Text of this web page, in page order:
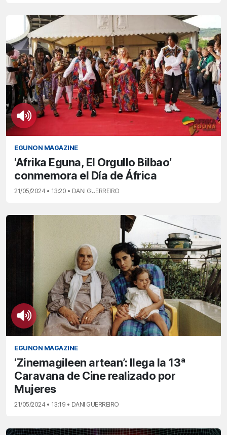
EGUNON MAGAZINE
‘Afrika Eguna, El Orgullo Bilbao’
conmemora el Día de África
21/05/2024 • 13:20 • DANI GUERREIRO
EGUNON MAGAZINE
‘Zinemagileen artean’: llega la 13ª
Caravana de Cine realizado por
Mujeres
21/05/2024 • 13:19 • DANI GUERREIRO